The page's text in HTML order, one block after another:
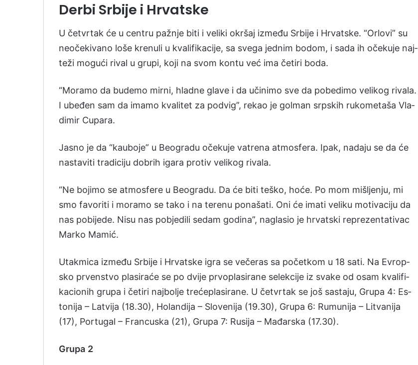
Derbi Srbije i Hrvatske
U čet­vrtak će u cen­tru pažnje bi­ti i ve­li­ki okršaj između Srbi­je i Hrvat­ske. “Or­lo­vi” su
neočeki­va­no lo­še kre­nu­li u kva­li­fi­ka­ci­je, sa sve­ga je­dnim bo­dom, i sa­da ih očeku­je naj­
teži mo­gući ri­val u gru­pi, ko­ji na svom kon­tu već ima četi­ri bo­da.
“Mo­ra­mo da bu­de­mo mir­ni, hla­dne gla­ve i da učini­mo sve da po­be­di­mo ve­li­kog ri­va­la.
I ubeđen sam da ima­mo kva­li­tet za po­dvig”, re­kao je gol­man srpskih ru­ko­me­ta­ša Vla­
di­mir Cu­pa­ra.
Ja­sno je da “ka­ubo­je” u Beo­gradu očeku­je va­tre­na atmo­sfe­ra. Ipak, na­da­ju se da će
nas­ta­vi­ti tra­di­ci­ju do­brih iga­ra pro­tiv ve­li­kog ri­va­la.
“Ne bo­ji­mo se atmo­sfe­re u Beo­gra­du. Da će bi­ti te­ško, hoće. Po mom mišljenju, mi
smo fa­vo­ri­ti i mo­ra­mo se ta­ko i na te­re­nu po­na­ša­ti. Oni će ima­ti ve­li­ku mo­ti­va­ci­ju da
nas po­bije­de. Ni­su nas po­bje­di­li se­dam go­di­na”, na­gla­sio je hrvat­ski re­pre­zen­ta­ti­vac
Mar­ko Ma­mić.
Uta­kmi­ca između Srbi­je i Hrvat­ske igra se večeras sa počet­kom u 18 sa­ti. Na Evrop­
sko prven­stvo pla­si­raće se po dvi­je prvo­pla­si­ra­ne se­le­kci­je iz sva­ke od osam kva­li­fi­
ka­ci­onih gru­pa i četi­ri naj­bo­lje treće­pla­si­ra­ne. U čet­vrtak se još sas­ta­ju, Gru­pa 4: Es­
to­ni­ja – La­tvi­ja (18.30), Ho­lan­di­ja – Slo­ve­ni­ja (19.30), Gru­pa 6: Ru­mu­ni­ja – Li­tva­ni­ja
(17), Por­tu­gal – Fran­cus­ka (21), Gru­pa 7: Ru­si­ja – Mađar­ska (17.30).
Grupa 2